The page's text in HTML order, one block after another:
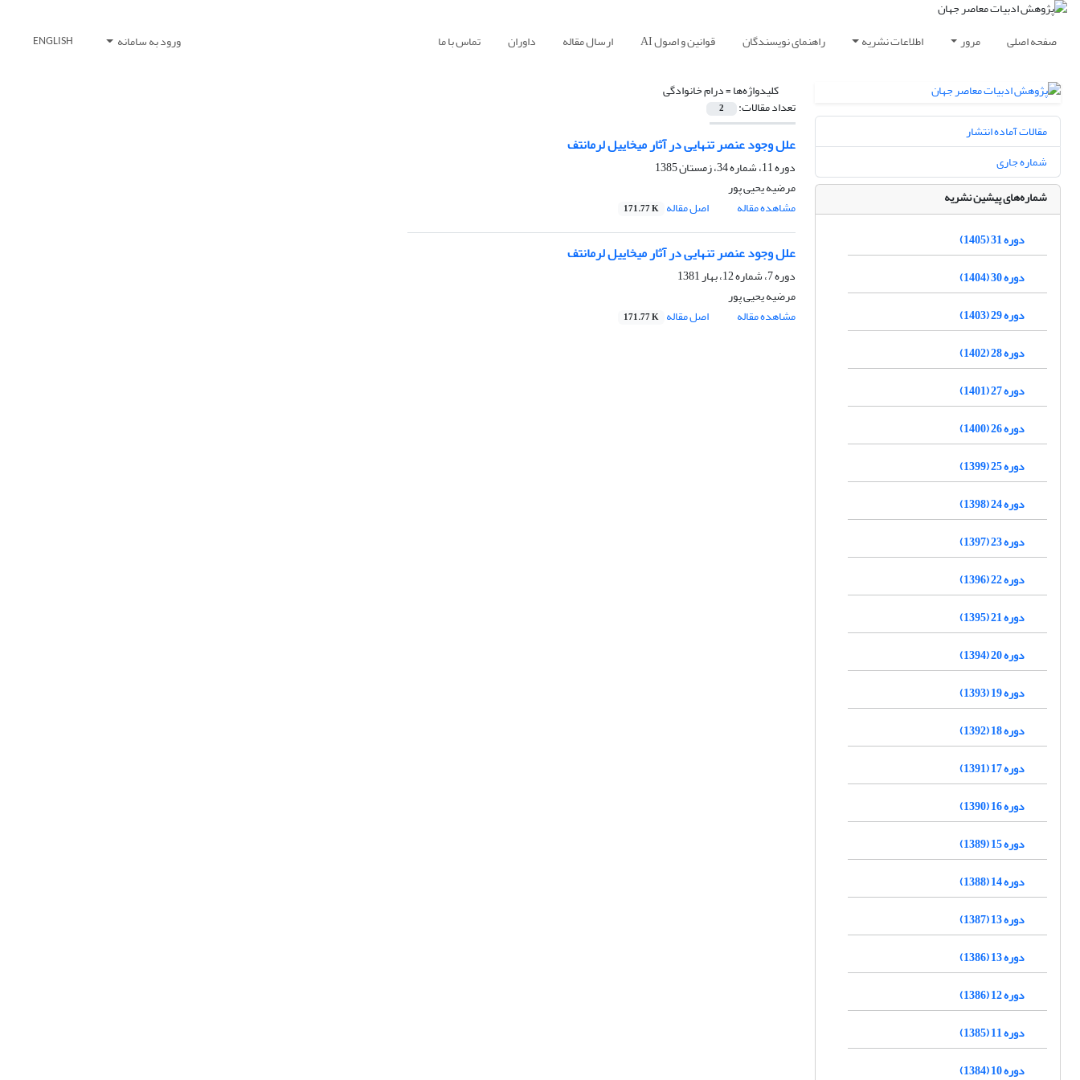
صفحه اصلی مرور اطلاعات نشریه راهنمای نویسندگان قوانین و اصول AI ارسال مقاله داوران تماس با ما ورود به سامانه ENGLISH
کلیدواژه‌ها =درام خانوادگی
تعداد مقالات: 2
علل وجود عنصر تنهایی در آثار میخاییل لرمانتف
دوره 11، شماره 34، زمستان 1385
مرضیه یحیی پور
مشاهده مقاله
اصل مقاله 171.77 K
علل وجود عنصر تنهایی در آثار میخاییل لرمانتف
دوره 7، شماره 12، بهار 1381
مرضیه یحیی پور
مشاهده مقاله
اصل مقاله 171.77 K
مقالات آماده انتشار
شماره جاری
شماره‌های پیشین نشریه
دوره 31 (1405)
دوره 30 (1404)
دوره 29 (1403)
دوره 28 (1402)
دوره 27 (1401)
دوره 26 (1400)
دوره 25 (1399)
دوره 24 (1398)
دوره 23 (1397)
دوره 22 (1396)
دوره 21 (1395)
دوره 20 (1394)
دوره 19 (1393)
دوره 18 (1392)
دوره 17 (1391)
دوره 16 (1390)
دوره 15 (1389)
دوره 14 (1388)
دوره 13 (1387)
دوره 13 (1386)
دوره 12 (1386)
دوره 11 (1385)
دوره 10 (1384)